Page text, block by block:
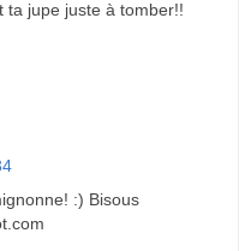
ta jupe juste à tomber!!
:) Bisous